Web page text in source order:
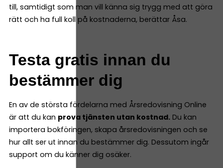
till, samtidigt som man vill känna sig trygg med att göra
rätt och ha full koll på kostnaderna, berättar Åsa.
Testa gratis innan du
bestämmer dig
En av de största fördelarna med Årsredovisning Online
är att du kan prova tjänsten utan kostnad. Du kan
importera bokföringen, skapa årsredovisningen och se
hur allt ser ut innan du bestämmer dig. Dessutom ingår
support om du känner dig osäker.